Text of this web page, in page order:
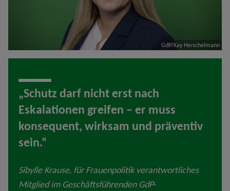
GdP/Kay Herschelmann
„Schutz darf nicht erst nach
Eskalationen greifen – er muss
konsequent, wirksam und präventiv
sein.“
Sibylle Krause, für Frauenpolitik verantwortliches
Mitglied im Geschäftsführenden GdP-